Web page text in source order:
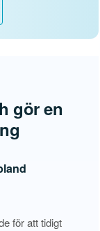
gör en
för att tidigt